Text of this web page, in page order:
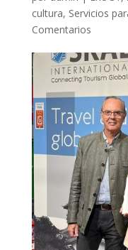
cultura, Servicios
Comentarios